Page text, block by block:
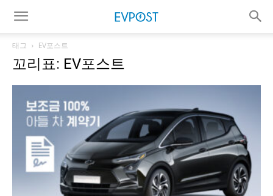
태그 EV포스트
꼬리표: EV포스트